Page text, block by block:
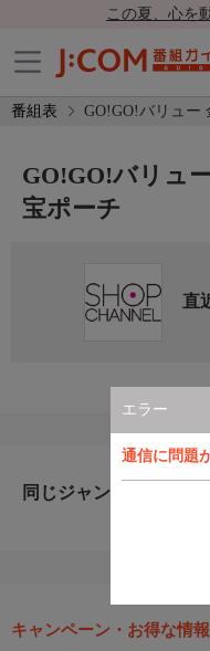
この夏、心を
番組表 GO!GO!バリュー
エラー
通信に問題
GO!GO!バリュ
宝ポーチ
直
同じジャンルのおすす
キャンペーン・お得な情報